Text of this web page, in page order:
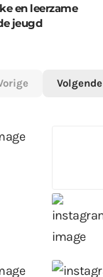
en leerzame
jeugd
Volgende